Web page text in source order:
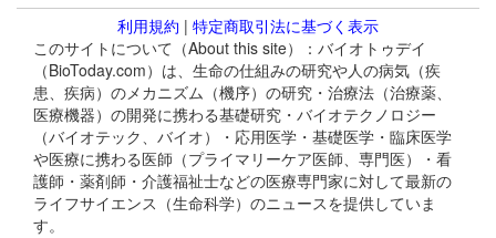
利用規約 | 特定商取引法に基づく表示
このサイトについて（About this site）：バイオトゥデイ
（BioToday.com）は、生命の仕組みの研究や人の病気（疾
患、疾病）のメカニズム（機序）の研究・治療法（治療薬、
医療機器）の開発に携わる基礎研究・バイオテクノロジー
（バイオテック、バイオ）・応用医学・基礎医学・臨床医学
や医療に携わる医師（プライマリーケア医師、専門医）・看
護師・薬剤師・介護福祉士などの医療専門家に対して最新の
ライフサイエンス（生命科学）のニュースを提供していま
す。